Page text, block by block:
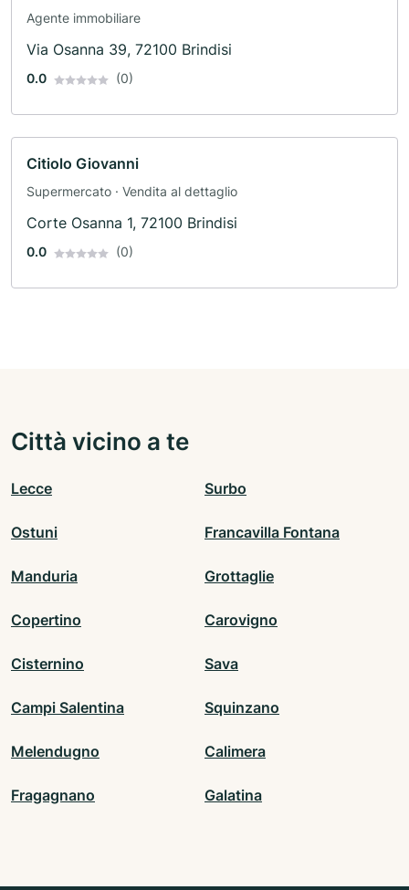
Agente immobiliare
Via Osanna 39, 72100 Brindisi
0.0 (0)
Citiolo Giovanni
Supermercato · Vendita al dettaglio
Corte Osanna 1, 72100 Brindisi
0.0 (0)
Città vicino a te
Lecce Surbo
Ostuni Francavilla Fontana
Manduria Grottaglie
Copertino Carovigno
Cisternino Sava
Campi Salentina Squinzano
Melendugno Calimera
Fragagnano Galatina